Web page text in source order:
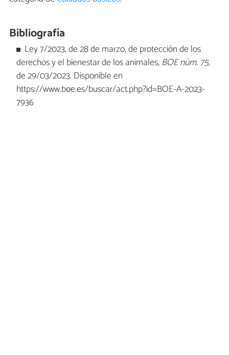
Bibliografía
Ley 7/2023, de 28 de marzo, de protección de los
derechos y el bienestar de los animales,BOE núm. 75,
de 29/03/2023. Disponible en
https://www.boe.es/buscar/act.php?id=BOE-A-2023-
7936